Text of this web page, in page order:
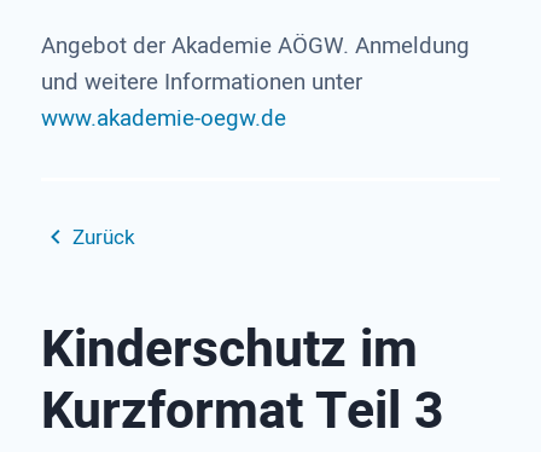
Angebot der Akademie AÖGW. Anmeldung
und weitere Informationen unter
www.akademie-oegw.de
Zurück
Kinderschutz im
Kurzformat Teil 3